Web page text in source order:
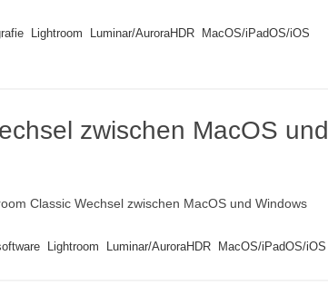
Lightroom Luminar/AuroraHDR
MacOS/iPadOS/iOS
zwischen MacOS und
Classic Wechsel zwischen MacOS und Windows
Lightroom Luminar/AuroraHDR MacOS/iPadOS/iOS